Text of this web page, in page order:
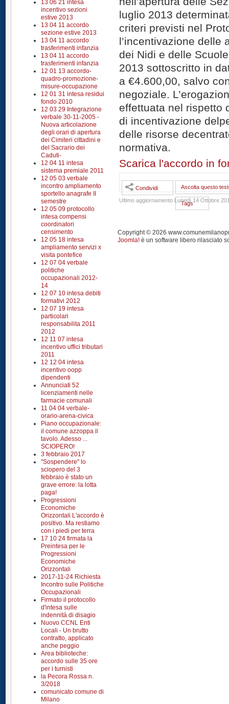
13 06 21 intesa
incentivo sezioni
estive 2013
13 04 11 accordo
sezione estive 2013
13 04 11 accordo
trasferimenti infanzia
13 04 11 accordo
trasferimenti infanzia
12 01 13 accordo-
quadro-promozione-
misure-occupazione
12 01 31 intesa residui
fondo 2010
12 03 29 Integrazione
verbale 30-11-2005 -
Nuova articolazione
degli orari di apertura
dei Cimiteri cittadini e
del Sacrario dei
Caduti-
12 04 11 intesa
sistema premiale 2011
12 05 03 verbale
incontro ampliamento
sportello anagrafe II
semestre
12 05 09 protocollo
intesa compensi
coordinatori
censimento
12 05 18 intesa
ampliamento servizi x
visita pontefice
12 07 04 verbale
politiche
occupazionali 2012-
14
12 07 10 intesa debiti
formativi 2012
12 07 19 intesa
particolari
responsabilita 2011
2012
12 11 07 intesa
incentivo uffici tributari
2011
12 12 04 intesa
incentivo oopp
dipendenti
Annunciati 52
licenziamenti nelle
farmacie comunali
11 04 04 verbale-
orario-arena-civica
Piano occupazionale:
il comune azzoppa il
tavolo. Adesso ...
SCIOPERO!
3 febbraio 2017
"Sospendere" lo
sciopero del 3
febbraio è stato un
grave errore: la lotta
paga!
Progressioni
Economiche
Orizzontali L'accordo è
positivo. Ma restiamo
con i piedi per terra
17 10 24 firmata la
Preintesa per le
Progressioni
Economiche
Orizzontali
2017-11-24 Richiesta
Incontro sulle Politiche
Occupazionali
Firmato il protocollo
d'intesa sulle
indennità di disagio
Nuovo CCNL Enti
Locali - Un brutto
contratto, applicato
anche peggio
Area biblioteche:
accordo sulle 35 ore
per i turnisti
la Pecora Rossa n.
3/2018
comunicato comune di
Milano
luglio 2013
criteri previsti nel
l’incentivazione delle
dei Nidi e delle
2013 sottoscritto in
a €4.600,00, salvo
negoziale.
effettuata nel rispetto
di incentivazione
delle risorse
normativa.
Scarica l'accordo in
Condividi Ascolta questo
Tags
Ultimo aggiornamento Lunedì 14 Ottobre
Copyright © 2026
Joomla! è un software libero rilasciato